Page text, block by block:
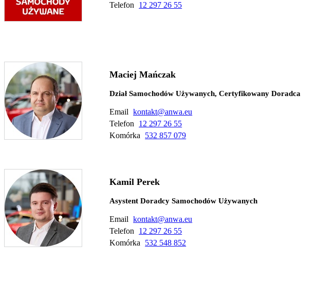
Telefon 12 297 26 55
Maciej Mańczak
Dział Samochodów Używanych, Certyfikowany Doradca
Email kontakt@anwa.eu
Telefon 12 297 26 55
Komórka 532 857 079
Kamil Perek
Asystent Doradcy Samochodów Używanych
Email kontakt@anwa.eu
Telefon
12 297 26 55
Komórka
532 548 852